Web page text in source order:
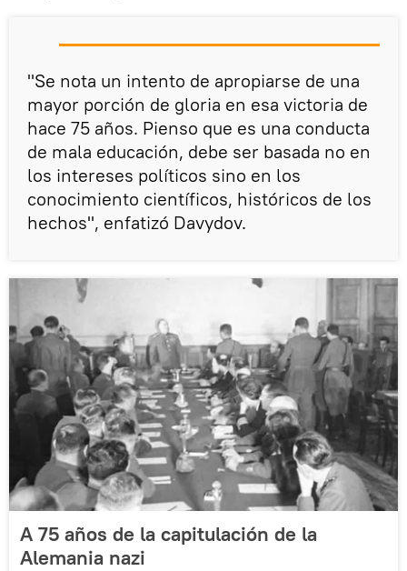
"Se nota un intento de apropiarse de una
mayor porción de gloria en esa victoria de
hace 75 años. Pienso que es una conducta
de mala educación, debe ser basada no en
los intereses políticos sino en los
conocimiento científicos, históricos de los
hechos", enfatizó Davydov.
A 75 años de la capitulación de la
Alemania nazi